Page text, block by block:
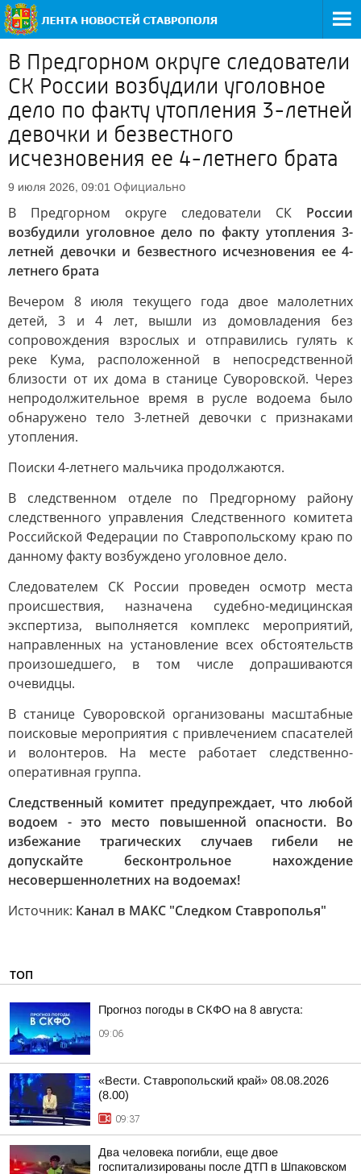
В Предгорном округе следователи
СК России возбудили уголовное
дело по факту утопления 3-летней
девочки и безвестного
исчезновения ее 4-летнего брата
9 июля 2026, 09:01 Официально
В Предгорном округе следователи СК России
возбудили уголовное дело по факту утопления 3-
летней девочки и безвестного исчезновения ее 4-
летнего брата
Вечером 8 июля текущего года двое малолетних
детей, 3 и 4 лет, вышли из домовладения без
сопровождения взрослых и отправились гулять к
реке Кума, расположенной в непосредственной
близости от их дома в станице Суворовской. Через
непродолжительное время в русле водоема было
обнаружено тело 3-летней девочки с признаками
утопления.
Поиски 4-летнего мальчика продолжаются.
В следственном отделе по Предгорному району
следственного управления Следственного комитета
Российской Федерации по Ставропольскому краю по
данному факту возбуждено уголовное дело.
Следователем СК России проведен осмотр места
происшествия, назначена судебно-медицинская
экспертиза, выполняется комплекс мероприятий,
направленных на установление всех обстоятельств
произошедшего, в том числе допрашиваются
очевидцы.
В станице Суворовской организованы масштабные
поисковые мероприятия с привлечением спасателей
и волонтеров. На месте работает следственно-
оперативная группа.
Следственный комитет предупреждает, что любой
водоем - это место повышенной опасности. Во
избежание трагических случаев гибели не
допускайте бесконтрольное нахождение
несовершеннолетних на водоемах!
Источник: Канал в МАКС "Следком Ставрополья"
ТОП
Прогноз погоды в СКФО на 8 августа:
09:06
«Вести. Ставропольский край» 08.08.2026
(8.00)
09:37
Два человека погибли, еще двое
госпитализированы после ДТП в Шпаковском